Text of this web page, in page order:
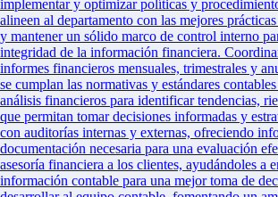
implementar y optimizar políticas y
alineen al departamento con las mejores
y mantener un sólido marco de control interno
integridad de la información financiera.
informes financieros mensuales, trimestrales y
se cumplan las normativas y estándares
análisis financieros para identificar tendencias,
que permitan tomar decisiones informadas y
con auditorías internas y externas, ofreciendo
documentación necesaria para una evaluación
asesoría financiera a los clientes, ayudándoles a
información contable para una mejor toma de